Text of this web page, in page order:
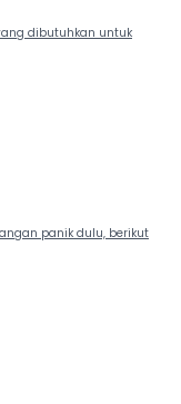
dibutuhkan untuk
panik dulu, berikut